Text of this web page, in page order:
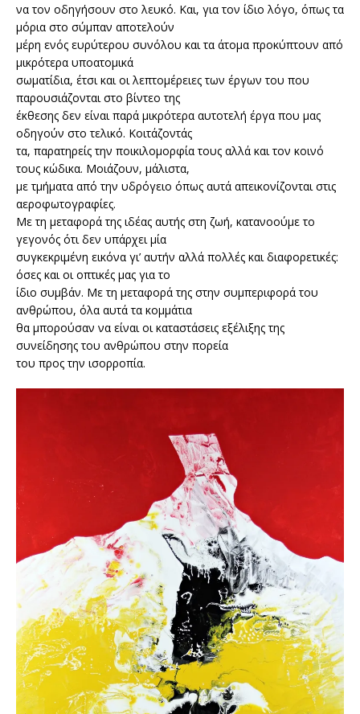
να τον οδηγήσουν στο λευκό. Και, για τον ίδιο λόγο, όπως τα
μόρια στο σύμπαν αποτελούν
μέρη ενός ευρύτερου συνόλου και τα άτομα προκύπτουν από
μικρότερα υποατομικά
σωματίδια, έτσι και οι λεπτομέρειες των έργων του που
παρουσιάζονται στο βίντεο της
έκθεσης δεν είναι παρά μικρότερα αυτοτελή έργα που μας
οδηγούν στο τελικό. Κοιτάζοντάς
τα, παρατηρείς την ποικιλομορφία τους αλλά και τον κοινό
τους κώδικα. Μοιάζουν, μάλιστα,
με τμήματα από την υδρόγειο όπως αυτά απεικονίζονται στις
αεροφωτογραφίες.
Με τη μεταφορά της ιδέας αυτής στη ζωή, κατανοούμε το
γεγονός ότι δεν υπάρχει μία
συγκεκριμένη εικόνα γι’ αυτήν αλλά πολλές και διαφορετικές:
όσες και οι οπτικές μας για το
ίδιο συμβάν. Με τη μεταφορά της στην συμπεριφορά του
ανθρώπου, όλα αυτά τα κομμάτια
θα μπορούσαν να είναι οι καταστάσεις εξέλιξης της
συνείδησης του ανθρώπου στην πορεία
του προς την ισορροπία.